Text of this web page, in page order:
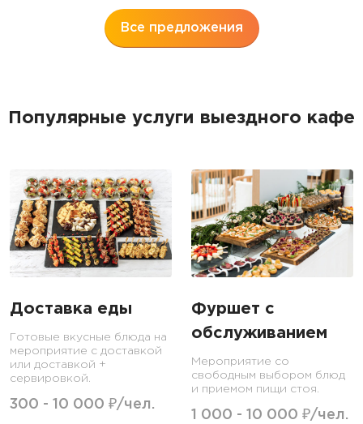
Все предложения
Популярные услуги выездного кафе
Доставка еды
Готовые вкусные блюда на
мероприятие с доставкой
или доставкой +
сервировкой.
300 - 10 000 ₽/чел.
Фуршет с
обслуживанием
Мероприятие со
свободным выбором блюд
и приемом пищи стоя.
1 000 - 10 000 ₽/чел.